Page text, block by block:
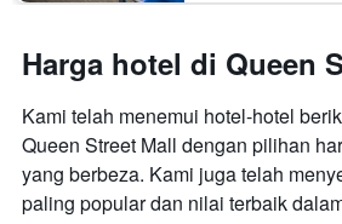
Harga hotel di Queen
Kami telah menemui hotel-hotel
Queen Street Mall dengan pilihan
yang berbeza. Kami juga telah
paling popular dan nilai terbaik